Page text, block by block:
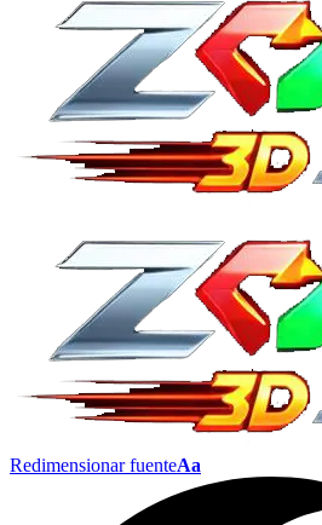
Redimensionar fuenteAa